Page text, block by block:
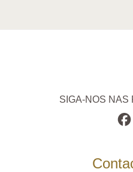
SIGA-NOS NAS